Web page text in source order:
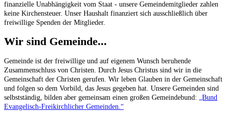
finanzielle Unabhängigkeit vom Staat - unsere Gemeindemitglieder zahlen
keine Kirchensteuer. Unser Haushalt finanziert sich ausschließlich über
freiwillige Spenden der Mitglieder.
Wir sind Gemeinde...
Gemeinde ist der freiwillige und auf eigenem Wunsch beruhende
Zusammenschluss von Christen. Durch Jesus Christus sind wir in die
Gemeinschaft der Christen gerufen. Wir leben Glauben in der Gemeinschaft
und folgen so dem Vorbild, das Jesus gegeben hat. Unsere Gemeinden sind
selbstständig, bilden aber gemeinsam einen großen Gemeindebund:
„Bund
Evangelisch-Freikirchlicher Gemeinden.“